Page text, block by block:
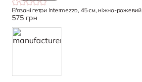
В'язані гетри Intermezzo, 45 см, ніжно-рожевий
575 грн